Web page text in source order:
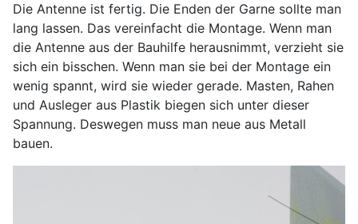
Die Antenne ist fertig. Die Enden der Garne sollte man
lang lassen. Das vereinfacht die Montage. Wenn man
die Antenne aus der Bauhilfe herausnimmt, verzieht sie
sich ein bisschen. Wenn man sie bei der Montage ein
wenig spannt, wird sie wieder gerade. Masten, Rahen
und Ausleger aus Plastik biegen sich unter dieser
Spannung. Deswegen muss man neue aus Metall
bauen.